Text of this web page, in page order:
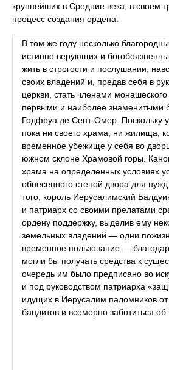
крупнейших в Средние века, в своём
процесс создания ордена:
В том же году несколько
истинно верующих и
жить в строгости и послушании,
своих владений и, предав себя в
церкви, стать членами
первыми и наиболее знаменитыми
Годфруа де Сент-Омер. Поскольку
пока ни своего храма, ни жилища,
временное убежище у себя во
южном склоне Храмовой горы.
храма на определенных условиях
обнесенного стеной двора для
того, король Иерусалимский
и патриарх со своими прелатами
ордену поддержку, выделив ему
земельных владений — одни
временное пользование —
могли бы получать средства к
очередь им было предписано во
и под руководством патриарха
идущих в Иерусалим паломников
бандитов и всемерно заботиться об